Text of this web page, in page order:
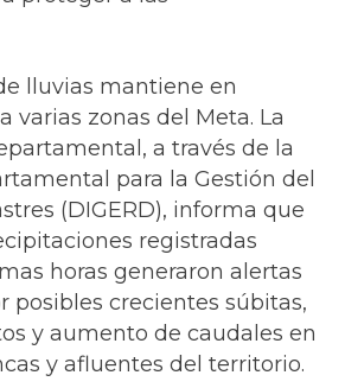
lluvias mantiene en
varias zonas del Meta. La
a través de la
para la Gestión del
(DIGERD), informa que
registradas
horas generaron alertas
posibles crecientes súbitas,
y aumento de caudales en
y afluentes del territorio.